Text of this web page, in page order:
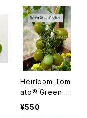
ンシー・ミックス
ド・プリーザービ
ング
Heirloom Tom
ato® Green Gr
ape Original
¥550